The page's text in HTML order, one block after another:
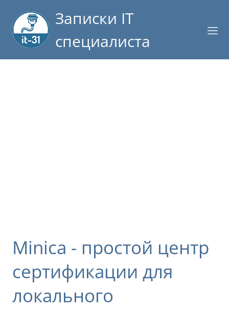
Записки IT
специалиста
Minica - простой центр
сертификации для
локального